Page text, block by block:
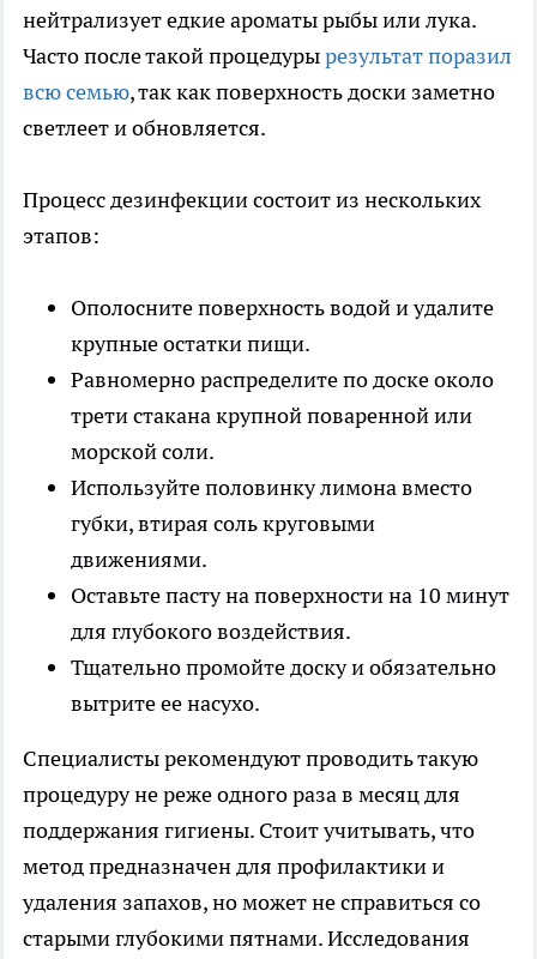
нейтрализует едкие ароматы рыбы или лука.
Часто после такой процедурырезультат поразил
всю семью, так как поверхность доски заметно
светлеет и обновляется.
Процесс дезинфекции состоит из нескольких
этапов:
Ополосните поверхность водой и удалите
крупные остатки пищи.
Равномерно распределите по доске около
трети стакана крупной поваренной или
морской соли.
Используйте половинку лимона вместо
губки, втирая соль круговыми
движениями.
Оставьте пасту на поверхности на 10 минут
для глубокого воздействия.
Тщательно промойте доску и обязательно
вытрите ее насухо.
Специалисты рекомендуют проводить такую
процедуру не реже одного раза в месяц для
поддержания гигиены. Стоит учитывать, что
метод предназначен для профилактики и
удаления запахов, но может не справиться со
старыми глубокими пятнами. Исследования